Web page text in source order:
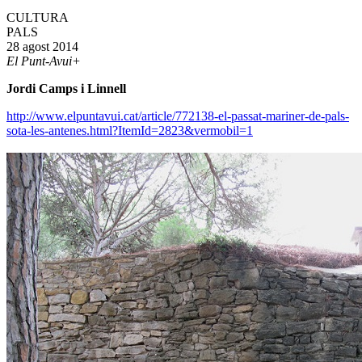
CULTURA
PALS
28 agost 2014
El Punt-Avui+
Jordi Camps i Linnell
http://www.elpuntavui.cat/article/772138-el-passat-mariner-de-pals-
sota-les-antenes.html?ItemId=2823&vermobil=1